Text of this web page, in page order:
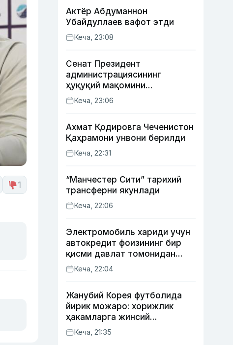
1
Актёр Абду­маннон
Убайдуллаев вафот этди
Кеча, 23:08
Сенат Президент
администрациясининг
ҳуқуқий мақомини
белгиловчи конституциявий
қонунни маъқуллади
Кеча, 23:06
Ахмат Қодировга Чеченистон
Қаҳрамони унвони берилди
Кеча, 22:31
“Манчестер Сити” тарихий
трансферни якунлади
Кеча, 22:06
Электромобиль хариди учун
автокредит фоизининг бир
қисми давлат томонидан
қоплаб берилиши мумкин
Кеча, 22:04
Жанубий Корея футболида
йирик можаро: хорижлик
ҳакамларга жинсий
хизматлар кўрсатилгани
маълум қилинди
Кеча, 21:35